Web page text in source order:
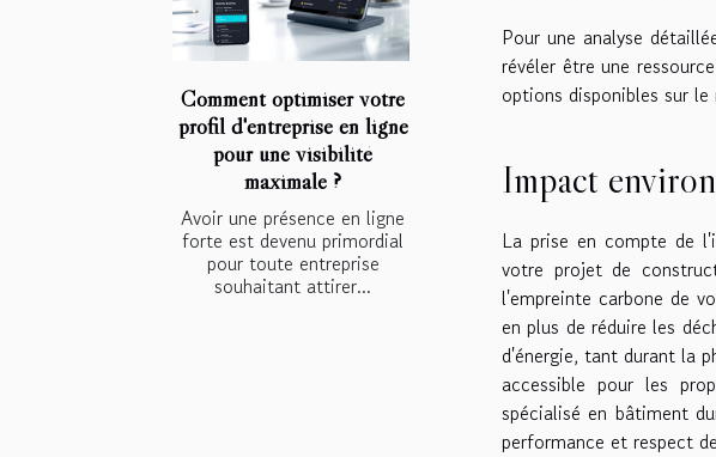
Comment optimiser votre
profil d'entreprise en ligne
pour une visibilité
maximale ?
Avoir une présence en ligne
forte est devenu primordial
pour toute entreprise
souhaitant attirer...
Pour une analyse
révéler être une
options disponibles sur
Impact
La prise en compte de
votre projet de
l'empreinte carbone de
en plus de réduire les
d'énergie, tant durant la
accessible pour les
spécialisé en bâtiment
performance et respect